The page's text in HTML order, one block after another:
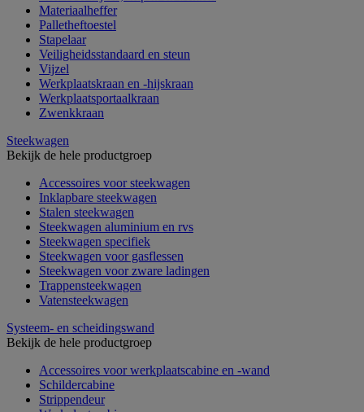
Materiaalheffer
Palletheftoestel
Stapelaar
Veiligheidsstandaard en steun
Vijzel
Werkplaatskraan en -hijskraan
Werkplaatsportaalkraan
Zwenkkraan
Steekwagen
Bekijk de hele productgroep
Accessoires voor steekwagen
Inklapbare steekwagen
Stalen steekwagen
Steekwagen aluminium en rvs
Steekwagen specifiek
Steekwagen voor gasflessen
Steekwagen voor zware ladingen
Trappensteekwagen
Vatensteekwagen
Systeem- en scheidingswand
Bekijk de hele productgroep
Accessoires voor werkplaatscabine en -wand
Schildercabine
Strippendeur